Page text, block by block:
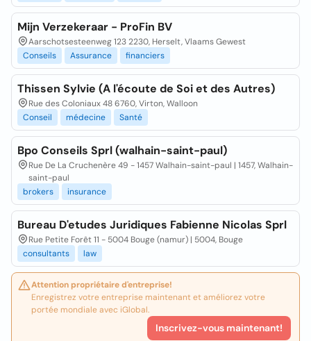
Mijn Verzekeraar - ProFin BV
Aarschotsesteenweg 123 2230, Herselt, Vlaams Gewest
Conseils
Assurance financiers
Thissen Sylvie (A l'écoute de Soi et des Autres)
Rue des Coloniaux 48 6760, Virton, Walloon
Conseil
médecine Santé
Bpo Conseils Sprl (walhain-saint-paul)
Rue De La Cruchenère 49 - 1457 Walhain-saint-paul | 1457, Walhain-
saint-paul
brokers
insurance
Bureau D'etudes Juridiques Fabienne Nicolas Sprl
Rue Petite Forêt 11 - 5004 Bouge (namur) | 5004, Bouge
consultants
law
Attention propriétaire d'entreprise!
Enregistrez votre entreprise maintenant et améliorez votre
portée mondiale avec iGlobal.
Inscrivez-vous maintenant!